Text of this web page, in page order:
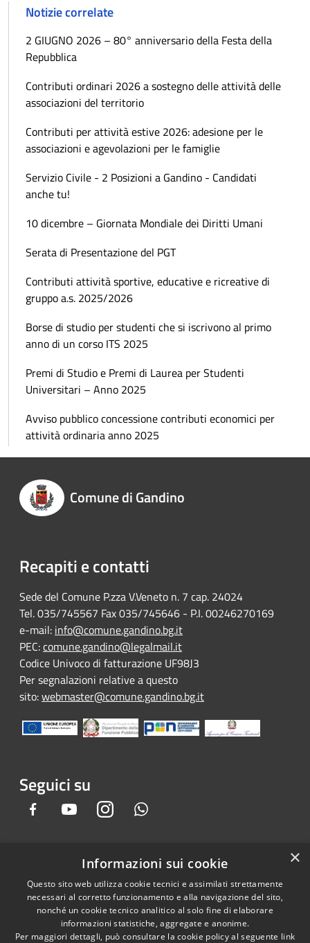
Notizie correlate
2 GIUGNO 2026 – 80° anniversario della Festa della
Repubblica
Contributi ordinari 2026 a sostegno delle attività delle
associazioni del territorio
Contributi per attività estive 2026: adesione per le
associazioni e agevolazioni per le famiglie
Servizio Civile - 2 Posizioni a Gandino - Candidati
anche tu!
10 dicembre – Giornata Mondiale dei Diritti Umani
Serata di Presentazione del PGT
Contributi attività sportive, educative e ricreative di
gruppo a.s. 2025/2026
Borse di studio per studenti che si iscrivono al primo
anno di un corso ITS 2025
Premi di Studio e Premi di Laurea per Studenti
Universitari – Anno 2025
Avviso pubblico concessione contributi economici per
attività ordinaria anno 2025
Comune di Gandino
Recapiti e contatti
Sede del Comune P.zza V.Veneto n. 7 cap. 24024
Tel. 035/745567 Fax 035/745646 - P.I. 00246270169
e-mail: info@comune.gandino.bg.it
PEC:comune.gandino@legalmail.it
Codice Univoco di fatturazione UF98J3
Per segnalazioni relative a questo
sito:webmaster@comune.gandino.bg.it
Seguici su
Facebook YoutubeInstagram
Accessibilità
Privacy
Gandino • Powered by
Municipium•Accesso
redazione
×
Informazioni sui cookie
Questo sito web utilizza cookie tecnici e assimilati strettamente
necessari al corretto funzionamento e alla navigazione del sito,
nonché un cookie tecnico analitico al solo fine di elaborare
informazioni statistiche, aggregate e anonime.
Per maggiori dettagli, può consultare la cookie policy al seguente link